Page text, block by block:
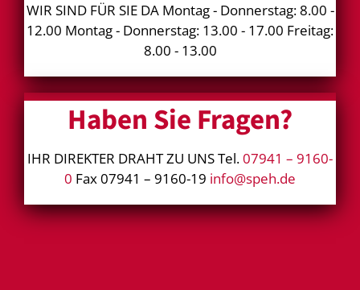
WIR SIND FÜR SIE DA Montag - Donnerstag: 8.00 -
12.00 Montag - Donnerstag: 13.00 - 17.00 Freitag:
8.00 - 13.00
Haben Sie Fragen?
IHR DIREKTER DRAHT ZU UNS Tel.07941 – 9160-
0 Fax 07941 – 9160-19 info@speh.de